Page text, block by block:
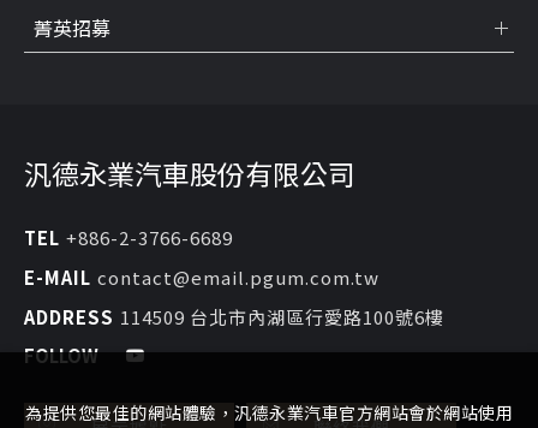
汎德永業汽車股份有限公司
TEL +886-2-3766-6689
E-MAIL contact@email.pgum.com.tw
ADDRESS 114509 台北市內湖區行愛路100號6樓
FOLLOW
菁英招募
為提供您最佳的網站體驗，汎德永業汽車官方網站會於網站使用